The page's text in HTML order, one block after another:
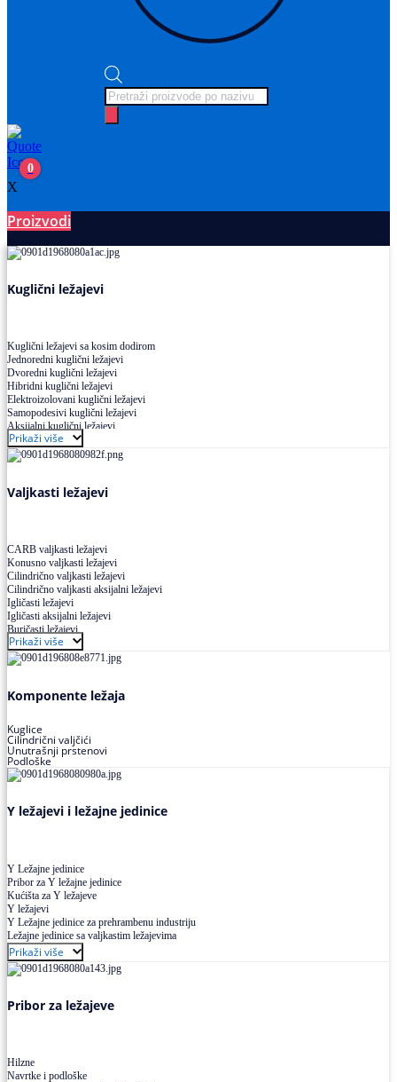
Products
search
0
X
Proizvodi
Kuglični ležajevi
Kuglični ležajevi sa kosim dodirom
Jednoredni kuglični ležajevi
Dvoredni kuglični ležajevi
Hibridni kuglični ležajevi
Elektroizolovani kuglični ležajevi
Samopodesivi kuglični ležajevi
Aksijalni kuglični ležajevi
Kuglični ležajevi od nerđajućeg čelika
Prikaži više
Valjkasti ležajevi
CARB valjkasti ležajevi
Konusno valjkasti ležajevi
Cilindrično valjkasti ležajevi
Cilindrično valjkasti aksijalni ležajevi
Igličasti ležajevi
Igličasti aksijalni ležajevi
Buričasti ležajevi
Buričasti zaptiveni ležajevi
Buričasti aksijalni ležajevi
Prikaži više
Komponente ležaja
Kuglice
Cilindrični valjčići
Unutrašnji prstenovi
Podloške
Y ležajevi i ležajne jedinice
Y Ležajne jedinice
Pribor za Y ležajne jedinice
Kućišta za Y ležajeve
Y ležajevi
Y Ležajne jedinice za prehrambenu industriju
Ležajne jedinice sa valjkastim ležajevima
Prikaži više
Pribor za ležajeve
Hilzne
Navrtke i podloške